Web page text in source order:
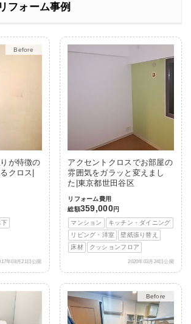
フォーム事例
After
が特徴の
クロス|
下
年08月21日公開
アクセントクロスでお部屋の
雰囲気をガラッと変えまし
た|東京都世田谷区
リフォーム費用
総額359,000円
マンション
キッチン・ダイニング
リビング・洋室
壁紙張り替え
床材
クッションフロア
2020年03月24日公開
After